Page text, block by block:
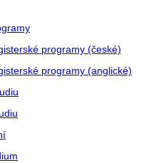
programy (české)
programy (anglické)